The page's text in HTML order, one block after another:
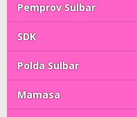
Pemprov Sulbar
SDK
Polda Sulbar
Mamasa